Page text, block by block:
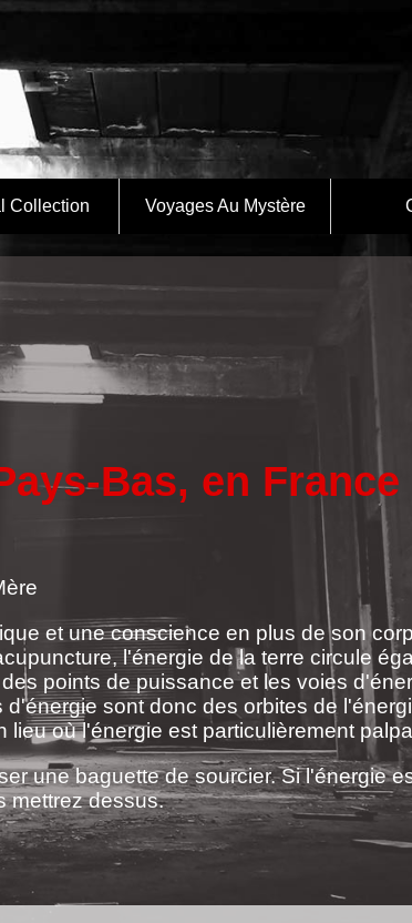
Collection Voyages Au Mystère
Bas, en France
et une conscience en plus de son
l'énergie de la terre circule
points de puissance et les voies
sont donc des orbites de
où l'énergie est particulièrement
une baguette de sourcier. Si l'énergie
mettrez dessus.